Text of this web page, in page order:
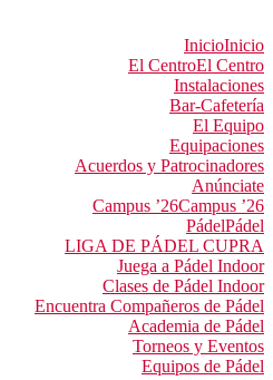
InicioInicio
El CentroEl Centro
Instalaciones
Bar-Cafetería
El Equipo
Equipaciones
Acuerdos y Patrocinadores
Anúnciate
Campus ’26Campus ’26
PádelPádel
LIGA DE PÁDEL CUPRA
Juega a Pádel Indoor
Clases de Pádel Indoor
Encuentra Compañeros de Pádel
Academia de Pádel
Torneos y Eventos
Equipos de Pádel